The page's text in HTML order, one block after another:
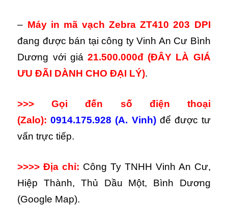
– Máy in mã vạch Zebra ZT410 203 DPI
đang được bán tại công ty Vinh An Cư Bình
Dương với giá 21.500.000đ (ĐÂY LÀ GIÁ
ƯU ĐÃI DÀNH CHO ĐẠI LÝ).
>>> Gọi đến số điện thoại
(Zalo): 0914.175.928 (A. Vinh)để được tư
vấn trực tiếp.
>>>> Địa chỉ: Công Ty TNHH Vinh An Cư,
Hiệp Thành, Thủ Dầu Một, Bình Dương
(Google Map).